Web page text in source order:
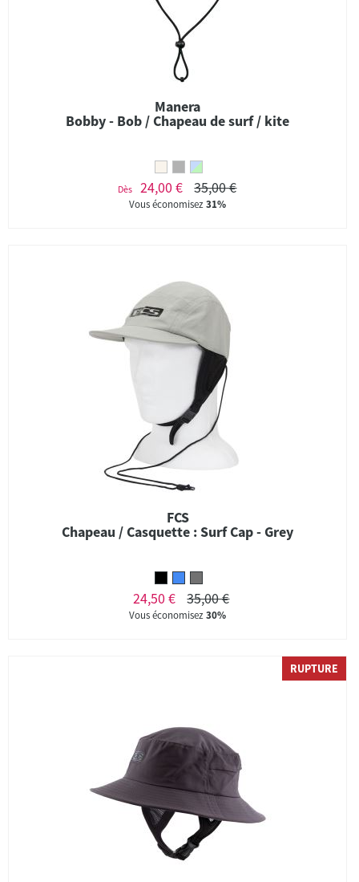
Manera
Bobby - Bob / Chapeau de surf / kite
Dès 24,00 € 35,00 €
Vous économisez31%
FCS
Chapeau / Casquette : Surf Cap - Grey
24,50 € 35,00 €
Vous économisez30%
RUPTURE